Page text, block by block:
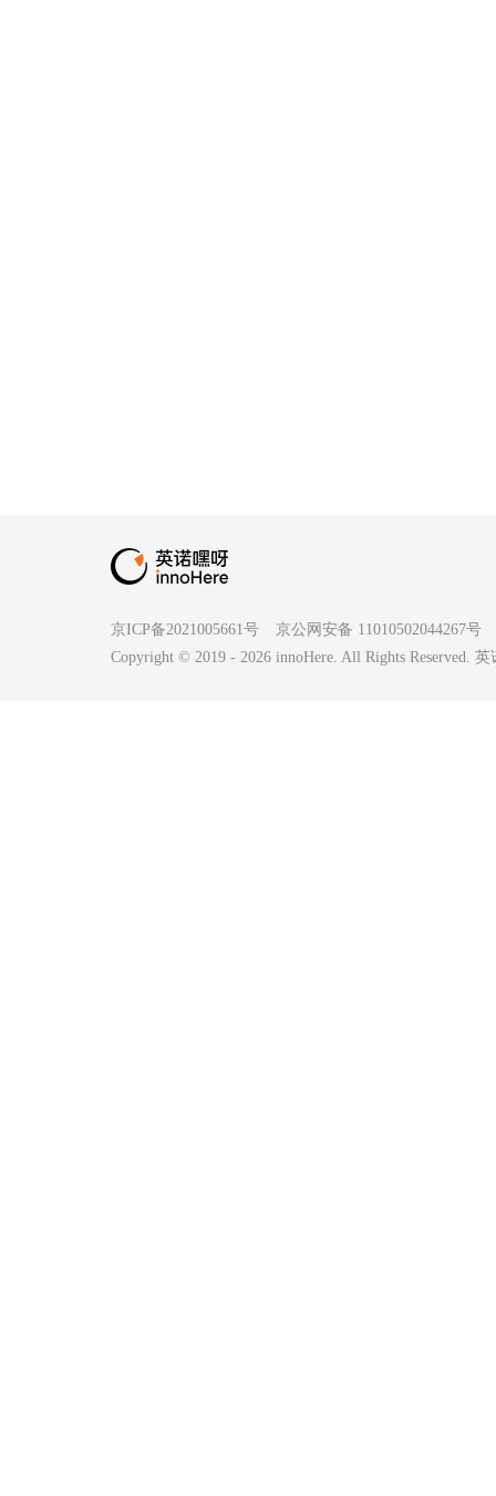
京ICP备2021005661号
京公网安备 11010502044267号
Copyright © 2019 - 2026 innoHere. All Rights Reserved.